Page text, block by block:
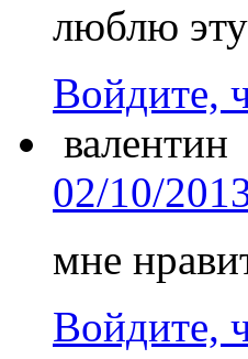
люблю
Войдите,
валентин
02/10/
мне
Войдите,